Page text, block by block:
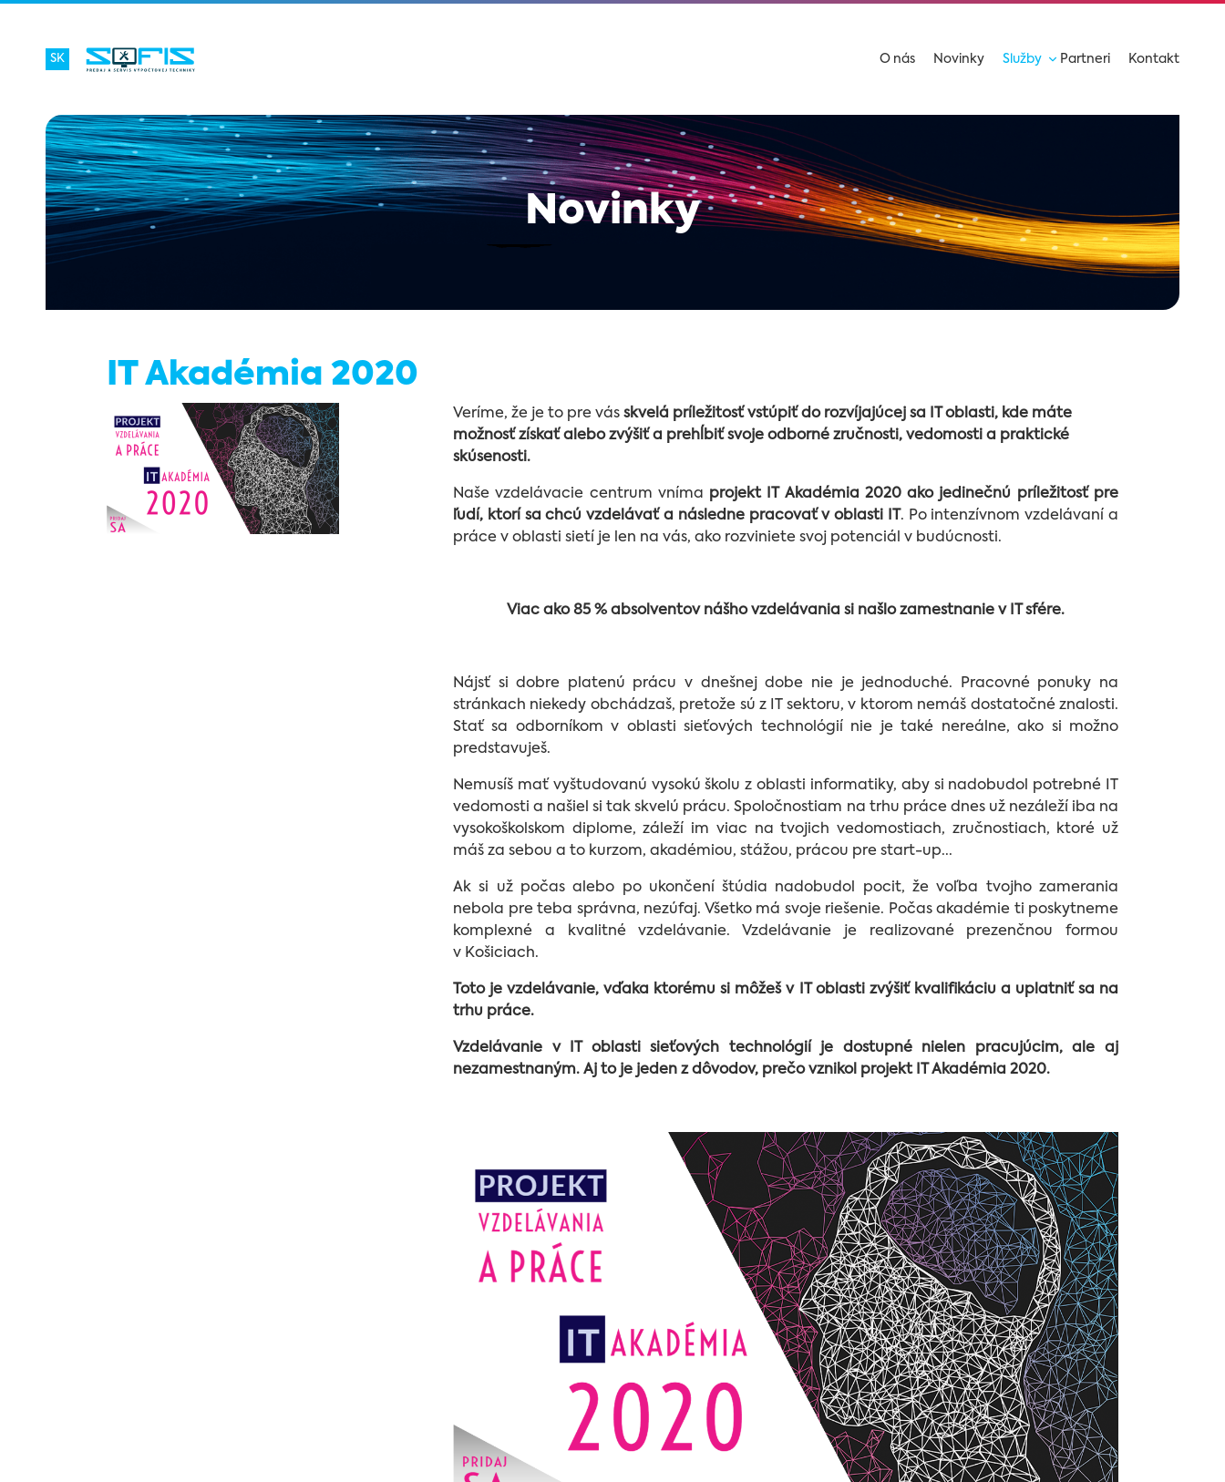
SK O nás Novinky Služby Partneri Kontakt
Novinky
IT Akadémia 2020
Veríme, že je to pre vás skvelá príležitosť vstúpiť do rozvíjajúcej sa IT oblasti, kde máte
možnosť získať alebo zvýšiť a prehĺbiť svoje odborné zručnosti, vedomosti a praktické
skúsenosti.
Naše vzdelávacie centrum vníma projekt IT Akadémia 2020 ako jedinečnú príležitosť pre
ľudí, ktorí sa chcú vzdelávať a následne pracovať v oblasti IT . Po intenzívnom vzdelávaní a
práce v oblasti sietí je len na vás, ako rozviniete svoj potenciál v budúcnosti.
Viac ako 85 % absolventov nášho vzdelávania si našlo zamestnanie v IT sfére.
Nájsť si dobre platenú prácu v dnešnej dobe nie je jednoduché. Pracovné ponuky na
stránkach niekedy obchádzaš, pretože sú z IT sektoru, v ktorom nemáš dostatočné znalosti.
Stať sa odborníkom v oblasti sieťových technológií nie je také nereálne, ako si možno
predstavuješ.
Nemusíš mať vyštudovanú vysokú školu z oblasti informatiky, aby si nadobudol potrebné IT
vedomosti a našiel si tak skvelú prácu. Spoločnostiam na trhu práce dnes už nezáleží iba na
vysokoškolskom diplome, záleží im viac na tvojich vedomostiach, zručnostiach, ktoré už
máš za sebou a to kurzom, akadémiou, stážou, prácou pre start-up...
Ak si už počas alebo po ukončení štúdia nadobudol pocit, že voľba tvojho zamerania
nebola pre teba správna, nezúfaj. Všetko má svoje riešenie. Počas akadémie ti poskytneme
komplexné a kvalitné vzdelávanie. Vzdelávanie je realizované prezenčnou formou
v Košiciach.
Toto je vzdelávanie, vďaka ktorému si môžeš v IT oblasti zvýšiť kvalifikáciu a uplatniť sa na
trhu práce.
Vzdelávanie v IT oblasti sieťových technológií je dostupné nielen pracujúcim, ale aj
nezamestnaným. Aj to je jeden z dôvodov, prečo vznikol projekt IT Akadémia 2020.